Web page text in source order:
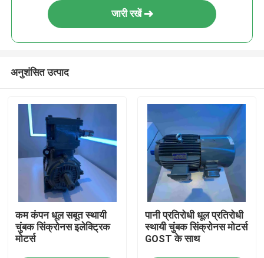
जारी रखें
अनुशंसित उत्पाद
कम कंपन धूल सबूत स्थायी
चुंबक सिंक्रोनस इलेक्ट्रिक
मोटर्स
पानी प्रतिरोधी धूल प्रतिरोधी
स्थायी चुंबक सिंक्रोनस मोटर्स
GOST के साथ